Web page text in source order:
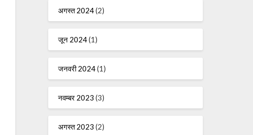
अगस्त 2024(2)
जून 2024(1)
जनवरी 2024(1)
नवम्बर 2023 (3)
अगस्त 2023 (2)